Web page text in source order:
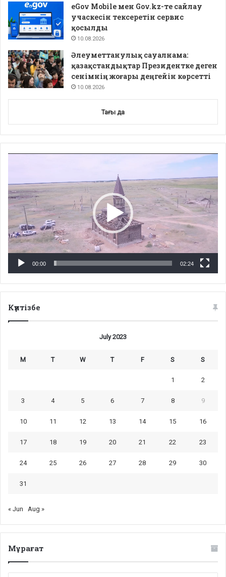
eGov Mobile мен Gov.kz-те сайлау
учаскесін тексеретін сервис
қосылды
10.08.2026
Әлеуметтанулық сауалнама:
қазақстандықтар Президентке деген
сенімнің жоғары деңгейін көрсетті
10.08.2026
Тағы да
00:00 02:24
Күнтізбе
July 2023
M T W T F S S
1 2
3 4 5 6 7 8 9
10 11 12 13 14 15 16
17 18 19 20 21 22 23
24 25 26 27 28 29 30
31
« Jun Aug »
Мұрағат